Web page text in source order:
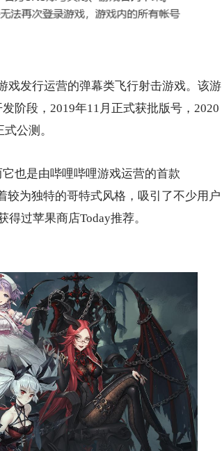
戏发行运营的弹幕类飞行射击游戏。该游
阶段，2019年11月正式获批版号，2020
公测。
也是由哔哩哔哩游戏运营的首款
较为独特的哥特式风格，吸引了不少用户
过苹果商店Today推荐。